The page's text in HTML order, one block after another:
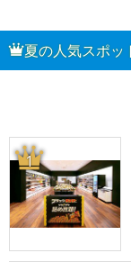
夏の人気スポッ
1